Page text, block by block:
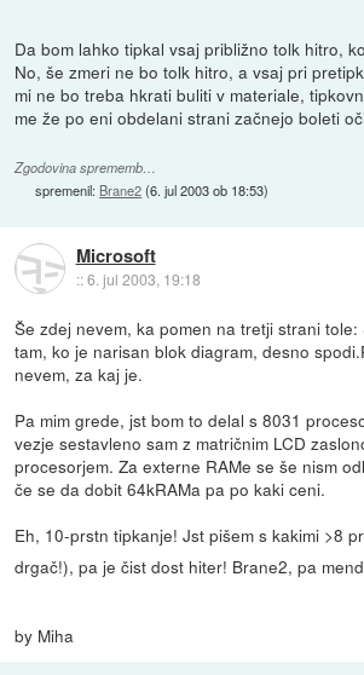
Da bom lahko tipkal vsaj približno tolk hitro,
No, še zmeri ne bo tolk hitro, a vsaj pri
mi ne bo treba hkrati buliti v materiale,
me že po eni obdelani strani začnejo boleti
Zgodovina sprememb…
spremenil: Brane2(6. jul 2003 ob 18:53)
Microsoft
::6. jul 2003, 19:18
Še zdej nevem, ka pomen na tretji strani tole:
tam, ko je narisan blok diagram, desno
nevem, za kaj je.
Pa mim grede, jst bom to delal s 8031
vezje sestavleno sam z matričnim LCD
procesorjem. Za externe RAMe se še nism
če se da dobit 64kRAMa pa po kaki ceni.
Eh, 10-prstn tipkanje! Jst pišem s kakimi >8
drgač!), pa je čist dost hiter! Brane2, pa
by Miha